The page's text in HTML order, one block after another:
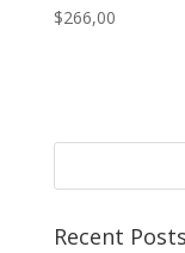
$266,00
Recent Posts